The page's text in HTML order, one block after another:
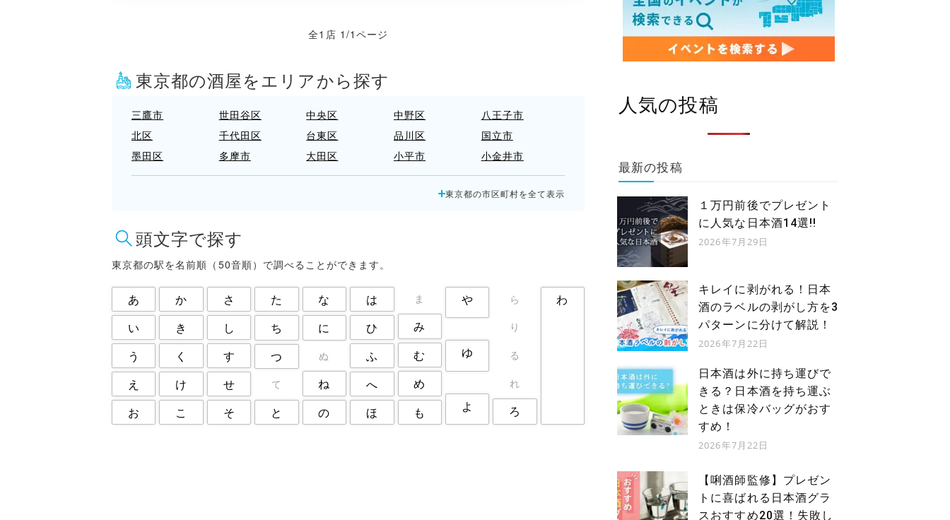
全1店 1/1ページ
東京都の酒屋をエリアから探す
三鷹市 世田谷区 中央区 中野区
八王子市
北区
千代田区 台東区 品川区
国立市
墨田区
多摩市 大田区 小平市
小金井市
府中市
文京区 新宿区 日野市
杉並区
江戸川区
目黒区
福生市
葛飾区
西東京市 調布市
東京都の市区町村を全て表示
頭文字で探す
東京都の駅を名前順（50音順）で調べることができます。
あ
い
う
え
お
か
き
く
け
こ
さ
し
す
せ
そ
た
ち
つ
て
と
な
に
ぬ
ね
の
は
ひ
ふ
へ
ほ
ま
み
む
め
も
や
ゆ
よ
ら
り
る
れ
ろ
わ
人気の投稿
最新の投稿
１万円前後でプレゼント
に人気な日本酒14選!!
2026年7月29日
キレイに剥がれる！日本
酒のラベルの剥がし方を3
パターンに分けて解説！
2026年7月22日
日本酒は外に持ち運びで
きる？日本酒を持ち運ぶ
ときは保冷バッグがおす
すめ！
2026年7月22日
【唎酒師監修】プレゼン
トに喜ばれる日本酒グラ
スおすすめ20選！失敗し